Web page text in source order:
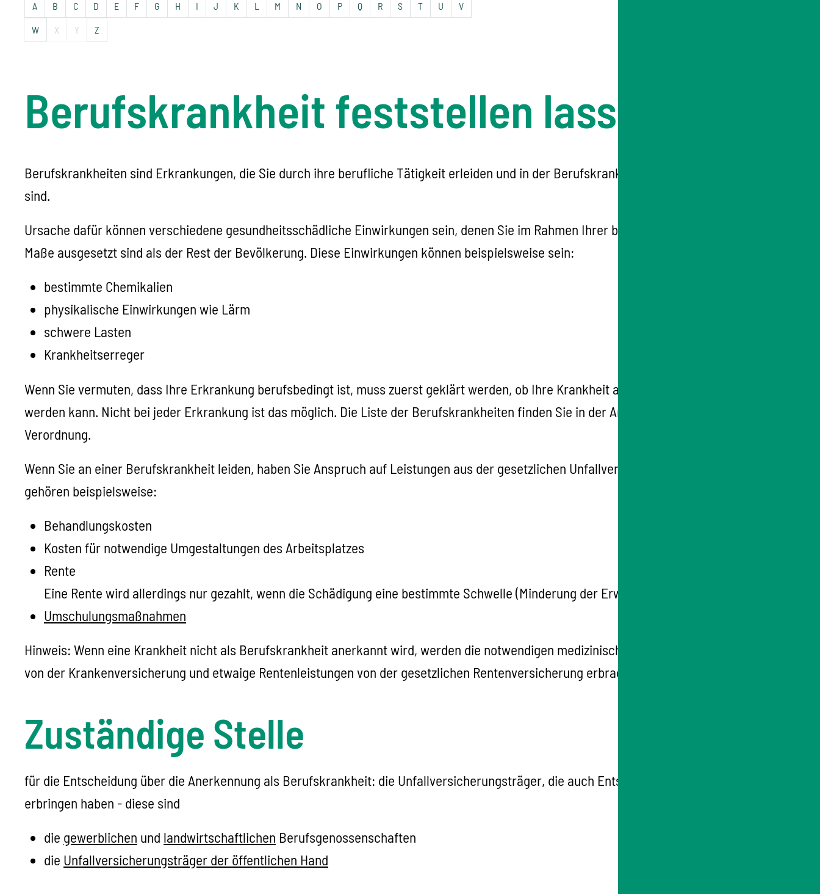
A B C D E F G H I J K L M N O P Q R S T U V
W X Y Z
Berufskrankheit feststellen lassen
Berufskrankheiten sind Erkrankungen, die Sie durch ihre berufliche Tätigkeit erleiden und in der Berufskrankheiten-Verordnung aufgeführt
sind.
Ursache dafür können verschiedene gesundheitsschädliche Einwirkungen sein, denen Sie im Rahmen Ihrer beruflichen Tätigkeit in höherem
Maße ausgesetzt sind als der Rest der Bevölkerung. Diese Einwirkungen können beispielsweise sein:
bestimmte Chemikalien
physikalische Einwirkungen wie Lärm
schwere Lasten
Krankheitserreger
Wenn Sie vermuten, dass Ihre Erkrankung berufsbedingt ist, muss zuerst geklärt werden, ob Ihre Krankheit als Berufskrankheit anerkannt
werden kann. Nicht bei jeder Erkrankung ist das möglich. Die Liste der Berufskrankheiten finden Sie in der Anlage 1 zur Berufskrankheiten-
Verordnung.
Wenn Sie an einer Berufskrankheit leiden, haben Sie Anspruch auf Leistungen aus der gesetzlichen Unfallversicherung.
gehören beispielsweise:
Behandlungskosten
Kosten für notwendige Umgestaltungen des Arbeitsplatzes
Rente
Eine Rente wird allerdings nur gezahlt, wenn die Schädigung eine bestimmte Schwelle (Minderung der Erwerbsfähigkeit (MdE)) übersteigt.
Umschulungsmaßnahmen
Hinweis: Wenn eine Krankheit nicht als Berufskrankheit anerkannt wird, werden die notwendigen medizinischen Leistungen gegebenenfalls
von der Krankenversicherung und etwaige Rentenleistungen von der gesetzlichen Rentenversicherung erbracht.
Zuständige Stelle
für die Entscheidung über die Anerkennung als Berufskrankheit: die Unfallversicherungsträger, die auch Entschädigungsleistungen zu
erbringen haben - diese sind
die gewerblichen und landwirtschaftlichen Berufsgenossenschaften
die Unfallversicherungsträger der öffentlichen Hand